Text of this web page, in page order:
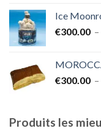
Ice
€300.00 –
€300.00 –
Produits les